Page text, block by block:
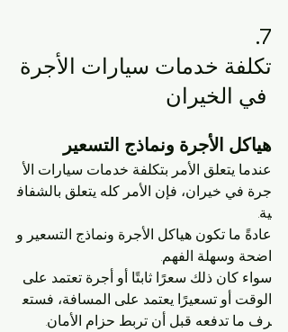
7.
تكلفة خدمات سيارات الأجرة
في الخيران
هياكل الأجرة ونماذج التسعير
عندما يتعلق الأمر بتكلفة خدمات سيارات الأ
جرة في خيران، فإن الأمر كله يتعلق بالشفاف
ية.
عادةً ما تكون هياكل الأجرة ونماذج التسعير و
اضحة وسهلة الفهم.
سواء كان ذلك سعرًا ثابتًا أو أجرة تعتمد على
الوقت أو تسعيرًا يعتمد على المسافة، فستع
رف ما تدفعه قبل أن تربط حزام الأمان.